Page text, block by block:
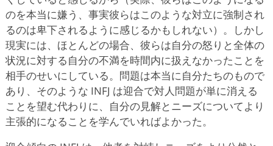
のを本当に嫌う、事実彼らはこのような対立に強制され
るのは卑下されるように感じるかもしれない）。しかし
現実には、ほとんどの場合、彼らは自分の怒りと全体の
状況に対する自分の不満を時間内に扱えなかったことを
相手のせいにしている。問題は本当に自分たちのもので
あり、そのような INFJ は迎合で対人問題が単に消える
ことを望む代わりに、自分の見解とニーズについてより
主張的になることを学んでいればよかった。